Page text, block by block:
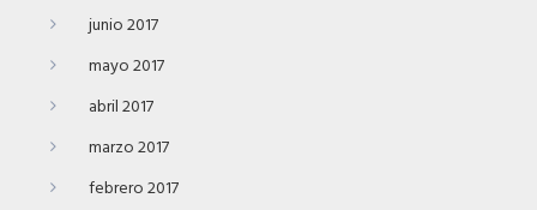
junio 2017
mayo 2017
abril 2017
marzo 2017
febrero 2017